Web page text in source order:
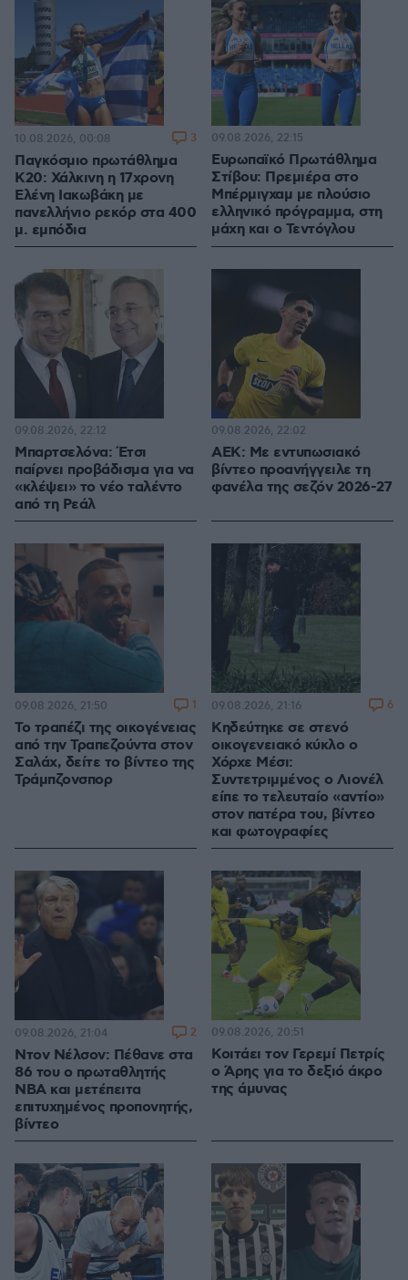
Παγκόσμιο πρωτάθλημα
Κ20: Χάλκινη η 17χρονη
Ελένη Ιακωβάκη με
πανελλήνιο ρεκόρ στα 400
μ. εμπόδια
10.08.2026, 00:08 3
Ευρωπαϊκό Πρωτάθλημα
Στίβου: Πρεμιέρα στο
Μπέρμιγχαμ με πλούσιο
ελληνικό πρόγραμμα, στη
μάχη και ο Τεντόγλου
09.08.2026, 22:15
Μπαρτσελόνα: Έτσι
παίρνει προβάδισμα για να
«κλέψει» το νέο ταλέντο
από τη Ρεάλ
09.08.2026, 22:12
ΑΕΚ: Με εντυπωσιακό
βίντεο προανήγγειλε τη
φανέλα της σεζόν 2026-27
09.08.2026, 22:02
Το τραπέζι της οικογένειας
από την Τραπεζούντα στον
Σαλάχ, δείτε το βίντεο της
Τράμπζονσπορ
09.08.2026, 21:50 1
Κηδεύτηκε σε στενό
οικογενειακό κύκλο ο
Χόρχε Μέσι:
Συντετριμμένος ο Λιονέλ
είπε το τελευταίο «αντίο»
στον πατέρα του, βίντεο
και φωτογραφίες
09.08.2026, 21:16 6
Ντον Νέλσον: Πέθανε στα
86 του ο πρωταθλητής
NBA και μετέπειτα
επιτυχημένος προπονητής,
βίντεο
09.08.2026, 21:04 2
Κοιτάει τον Γερεμί Πετρίς
ο Άρης για το δεξιό άκρο
της άμυνας
09.08.2026, 20:51